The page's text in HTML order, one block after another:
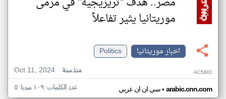
موريتانيا يثير تفاعلاً
اخبار موريتانيا
Politics
Oct 11, 2024
منذ سنة AC58ID
سي ان ان عربي• arabic.cnn.com عدد الكلمات: ١٠٩ ميديا: ٥